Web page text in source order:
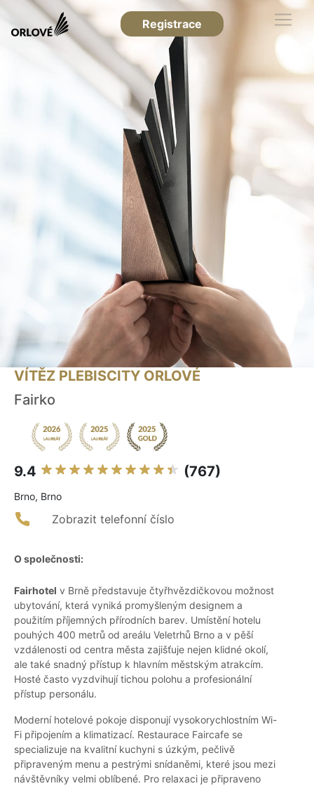
Registrace
VÍTĚZ PLEBISCITY ORLOVÉ
Fairko
9.4 (767)
Brno, Brno
Zobrazit telefonní číslo
O společnosti:
Fairhotel v Brně představuje čtyřhvězdičkovou možnost
ubytování, která vyniká promyšleným designem a
použitím příjemných přírodních barev. Umístění hotelu
pouhých 400 metrů od areálu Veletrhů Brno a v pěší
vzdálenosti od centra města zajišťuje nejen klidné okolí,
ale také snadný přístup k hlavním městským atrakcím.
Hosté často vyzdvihují tichou polohu a profesionální
přístup personálu.
Moderní hotelové pokoje disponují vysokorychlostním Wi-
Fi připojením a klimatizací. Restaurace Faircafe se
specializuje na kvalitní kuchyni s úzkým, pečlivě
připraveným menu a pestrými snídaněmi, které jsou mezi
návštěvníky velmi oblíbené. Pro relaxaci je připraveno